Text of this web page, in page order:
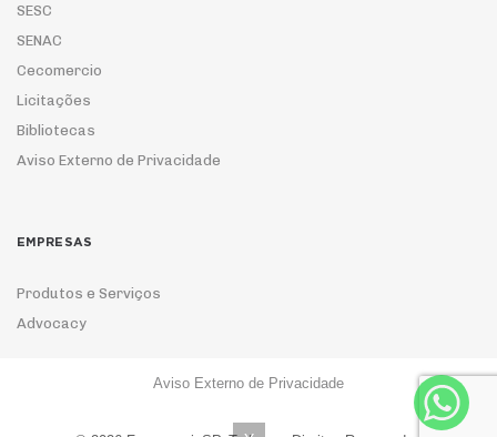
SESC
SENAC
Cecomercio
Licitações
Bibliotecas
Aviso Externo de Privacidade
EMPRESAS
Produtos e Serviços
Advocacy
Aviso Externo de Privacidade